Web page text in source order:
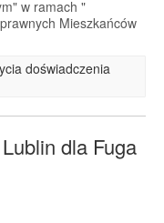
w ramach "
Mieszkańców
doświadczenia
dla Fuga